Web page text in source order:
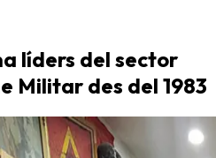
líders del sector
Militar des del 1983